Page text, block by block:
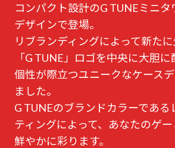
コンパクト設計のG TUNEミニ
デザインで登場。
リブランディングによって新た
「G TUNE」ロゴを中央に大胆に
個性が際立つユニークなケース
ました。
G TUNEのブランドカラーである
ティングによって、あなたのゲ
鮮やかに彩ります。